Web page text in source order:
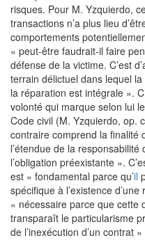
risques. Pour M. Yzquierdo,
transactions n’a plus lieu
comportements
« peut-être faudrait-il faire
défense de la victime. C’est
terrain délictuel dans lequel
la réparation est intégrale ».
volonté qui marque selon lui
Code civil (M. Yzquierdo, op.
contraire comprend la finalité
l’étendue de la
l’obligation préexistante ».
est « fondamental parce qu’il
spécifique à l’existence
« nécessaire parce que cette
transparaît le particularisme
de l’inexécution d’un contrat